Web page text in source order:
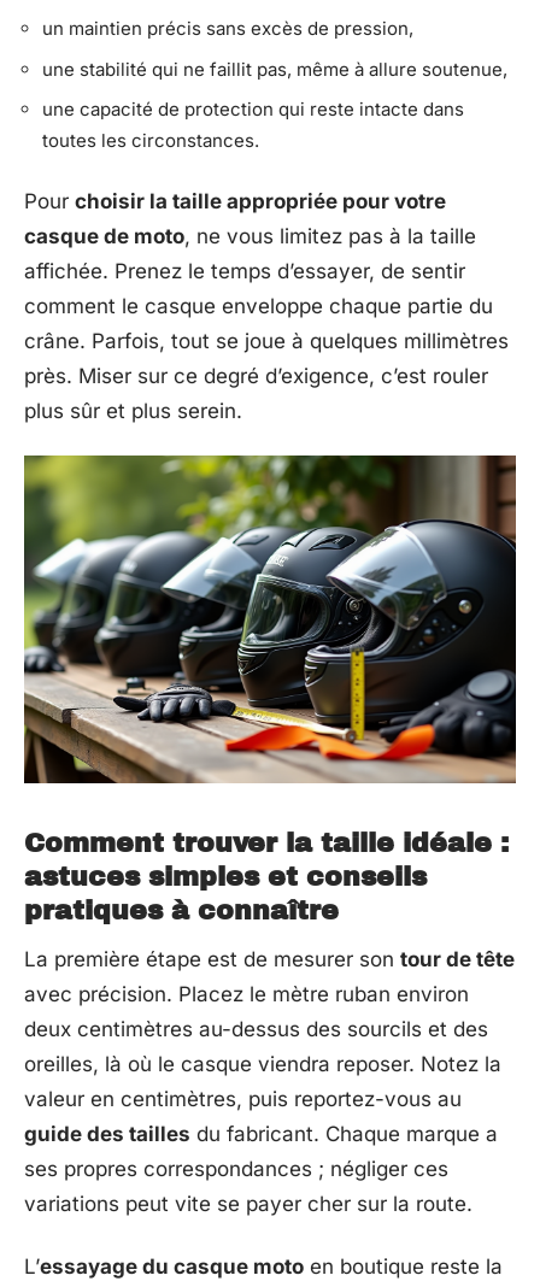
un maintien précis sans excès de pression,
une stabilité qui ne faillit pas, même à allure soutenue,
une capacité de protection qui reste intacte dans
toutes les circonstances.
Pour choisir la taille appropriée pour votre
casque de moto, ne vous limitez pas à la taille
affichée. Prenez le temps d’essayer, de sentir
comment le casque enveloppe chaque partie du
crâne. Parfois, tout se joue à quelques millimètres
près. Miser sur ce degré d’exigence, c’est rouler
plus sûr et plus serein.
Comment trouver la taille idéale :
astuces simples et conseils
pratiques à connaître
La première étape est de mesurer son tour de tête
avec précision. Placez le mètre ruban environ
deux centimètres au-dessus des sourcils et des
oreilles, là où le casque viendra reposer. Notez la
valeur en centimètres, puis reportez-vous au
guide des tailles du fabricant. Chaque marque a
ses propres correspondances ; négliger ces
variations peut vite se payer cher sur la route.
L’essayage du casque moto en boutique reste la